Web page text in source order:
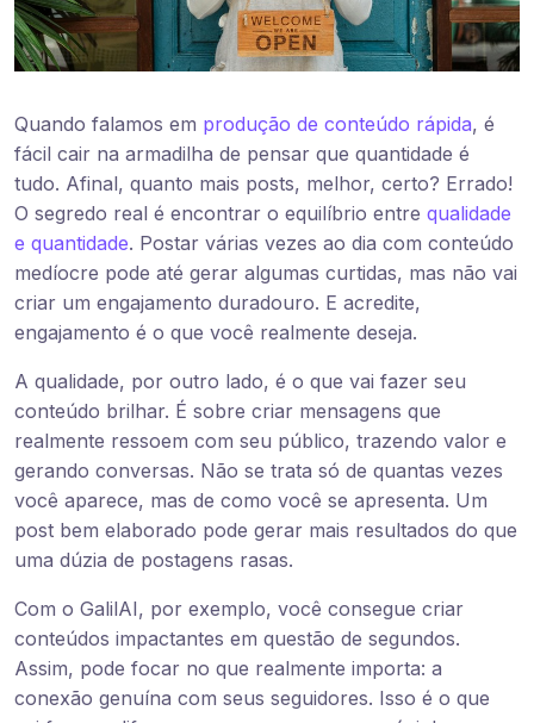
Quando falamos em produção de conteúdo rápida, é
fácil cair na armadilha de pensar que quantidade é
tudo. Afinal, quanto mais posts, melhor, certo? Errado!
O segredo real é encontrar o equilíbrio entre qualidade
e quantidade. Postar várias vezes ao dia com conteúdo
medíocre pode até gerar algumas curtidas, mas não vai
criar um engajamento duradouro. E acredite,
engajamento é o que você realmente deseja.
A qualidade, por outro lado, é o que vai fazer seu
conteúdo brilhar. É sobre criar mensagens que
realmente ressoem com seu público, trazendo valor e
gerando conversas. Não se trata só de quantas vezes
você aparece, mas de como você se apresenta. Um
post bem elaborado pode gerar mais resultados do que
uma dúzia de postagens rasas.
Com o GalilAI, por exemplo, você consegue criar
conteúdos impactantes em questão de segundos.
Assim, pode focar no que realmente importa: a
conexão genuína com seus seguidores. Isso é o que